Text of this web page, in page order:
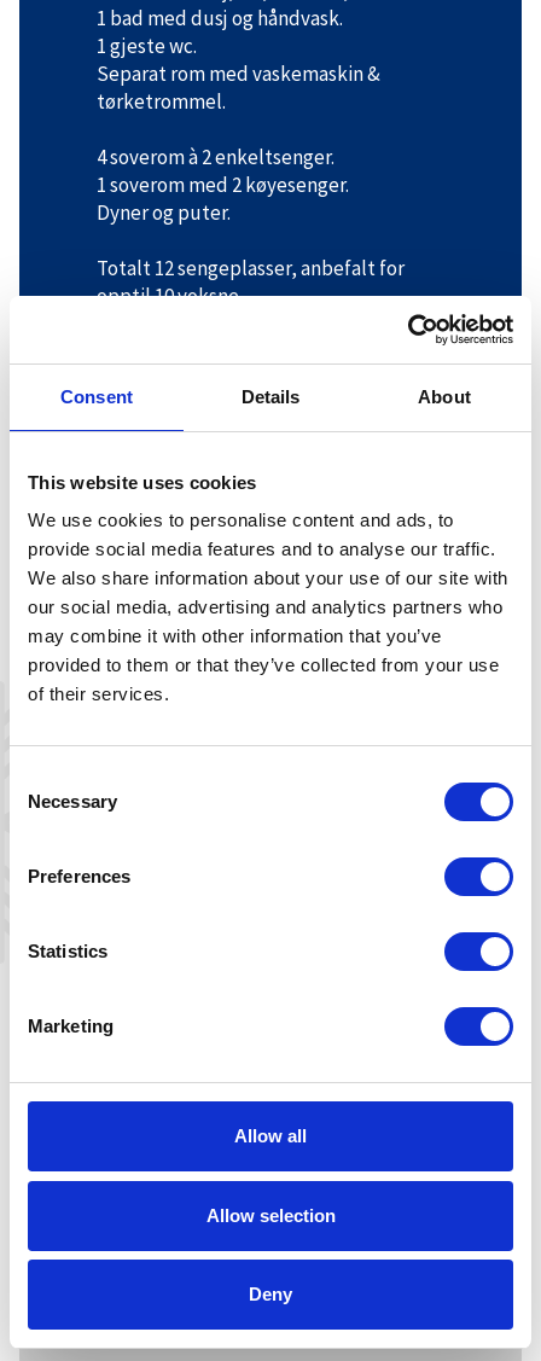
Consent Details About
This website uses cookies
We use cookies to personalise content and ads, to
provide social media features and to analyse our traffic.
We also share information about your use of our site with
our social media, advertising and analytics partners who
may combine it with other information that you’ve
provided to them or that they’ve collected from your use
of their services.
Selection
Necessary
Preferences
Statistics
Marketing
Allow all
Allow selection
Deny
1 bad med dusj og håndvask.
1 gjeste wc.
Separat rom med vaskemaskin &
tørketrommel.
4 soverom à 2 enkeltsenger.
1 soverom med 2 køyesenger.
Dyner og puter.
Totalt 12 sengeplasser, anbefalt for
opptil 10 voksne.
Avstander:
Langrenn 50 m. Hovden sentrum 900 m,
m.
Selvhushold.
Sengetøy og håndklær medbringes
eller leies.
Sluttvask utføres selv eller bestilles.
unntatt sauna. Myntautomat kr. 30 per
+